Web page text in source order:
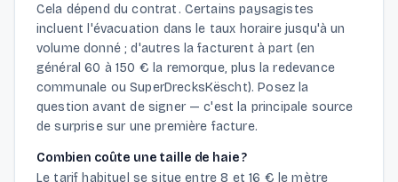
Cela dépend du contrat. Certains paysagistes
incluent l'évacuation dans le taux horaire jusqu'à un
volume donné ; d'autres la facturent à part (en
général 60 à 150 € la remorque, plus la redevance
communale ou SuperDrecksKëscht). Posez la
question avant de signer — c'est la principale source
de surprise sur une première facture.
Combien coûte une taille de haie ?
Le tarif habituel se situe entre 8 et 16 € le mètre